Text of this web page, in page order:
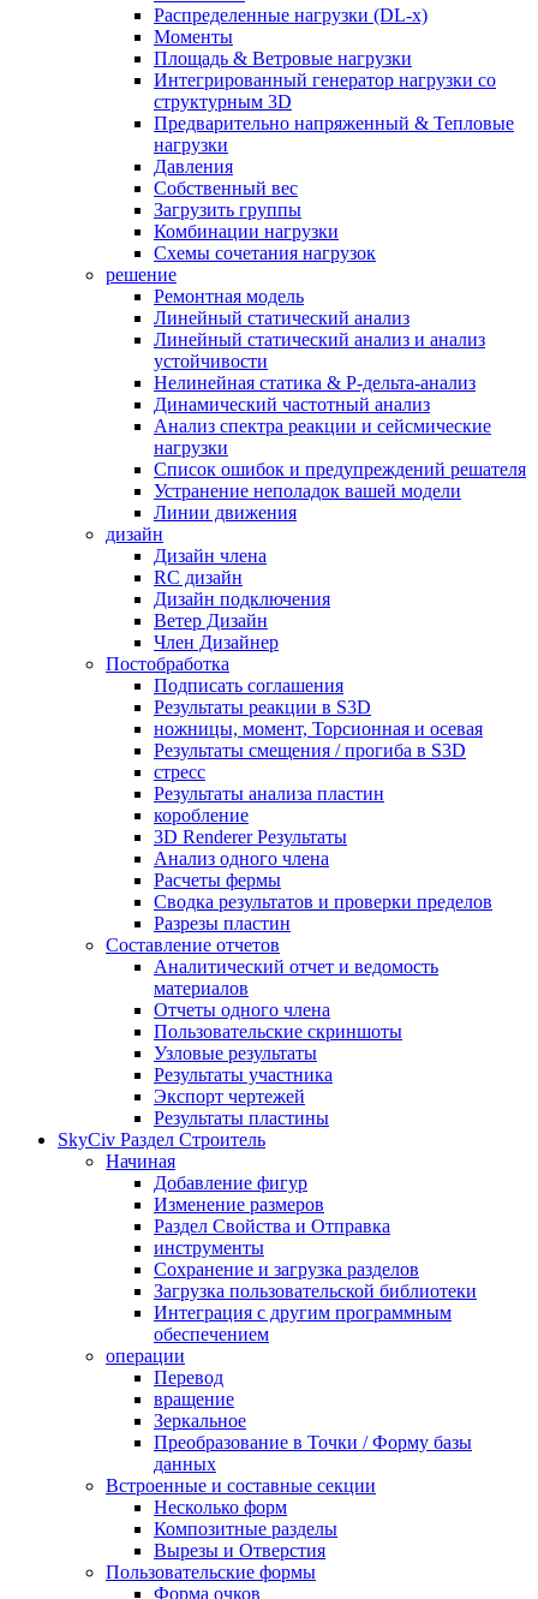
Распределенные нагрузки (DL-х)
Моменты
Площадь & Ветровые нагрузки
Интегрированный генератор нагрузки со
структурным 3D
Предварительно напряженный & Тепловые
нагрузки
Давления
Собственный вес
Загрузить группы
Комбинации нагрузки
Схемы сочетания нагрузок
решение
Ремонтная модель
Линейный статический анализ
Линейный статический анализ и анализ
устойчивости
Нелинейная статика & P-дельта-анализ
Динамический частотный анализ
Анализ спектра реакции и сейсмические
нагрузки
Список ошибок и предупреждений решателя
Устранение неполадок вашей модели
Линии движения
дизайн
Дизайн члена
RC дизайн
Дизайн подключения
Ветер Дизайн
Член Дизайнер
Постобработка
Подписать соглашения
Результаты реакции в S3D
ножницы, момент, Торсионная и осевая
Результаты смещения / прогиба в S3D
стресс
Результаты анализа пластин
коробление
3D Renderer Результаты
Анализ одного члена
Расчеты фермы
Сводка результатов и проверки пределов
Разрезы пластин
Составление отчетов
Аналитический отчет и ведомость
материалов
Отчеты одного члена
Пользовательские скриншоты
Узловые результаты
Результаты участника
Экспорт чертежей
Результаты пластины
SkyCiv Раздел Строитель
Начиная
Добавление фигур
Изменение размеров
Раздел Свойства и Отправка
инструменты
Сохранение и загрузка разделов
Загрузка пользовательской библиотеки
Интеграция с другим программным
обеспечением
операции
Перевод
вращение
Зеркальное
Преобразование в Точки / Форму базы
данных
Встроенные и составные секции
Несколько форм
Композитные разделы
Вырезы и Отверстия
Пользовательские формы
Форма очков